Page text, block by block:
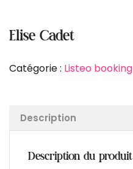
Elise Cadet
Catégorie : Listeo booking
Description
Description du produit